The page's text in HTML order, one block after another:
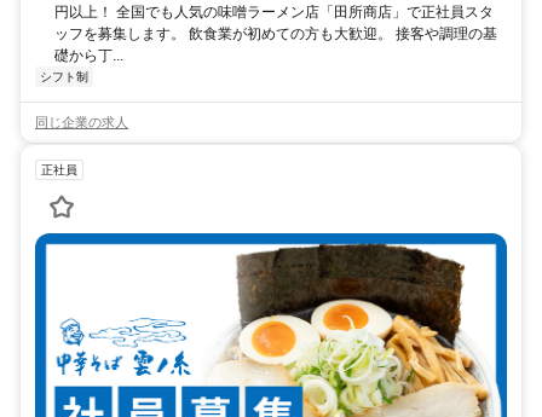
円以上！ 全国でも人気の味噌ラーメン店「田所商店」で正社員スタ
ッフを募集します。 飲食業が初めての方も大歓迎。 接客や調理の基
礎から丁...
シフト制
同じ企業の求人
正社員